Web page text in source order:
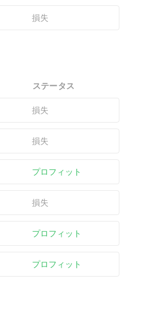
損失
ステータス
損失
損失
プロフィット
損失
プロフィット
プロフィット